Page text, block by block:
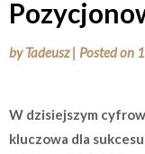
byTadeusz | Posted on
W dzisiejszym
kluczowa dla